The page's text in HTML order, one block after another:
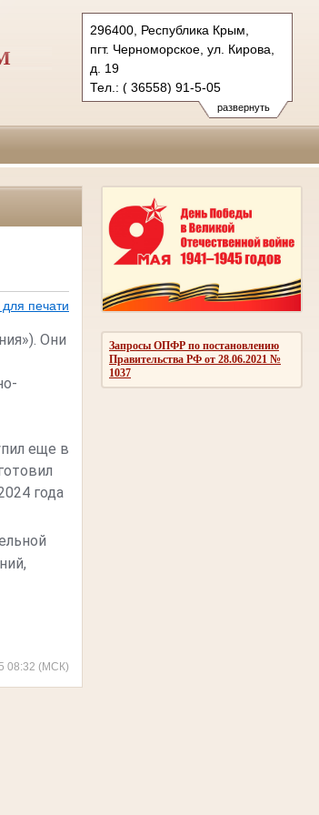
развернуть
296400, Республика Крым,
пгт. Черноморское, ул. Кирова,
д. 19
Тел.: ( 36558) 91-5-05
chernomorskiy.krm@sudrf.ru
показать на карте
Запросы ОПФР по постановлению
Правительства РФ от 28.06.2021 №
1037
печати
Они
еще в
года
08:32 (МСК)